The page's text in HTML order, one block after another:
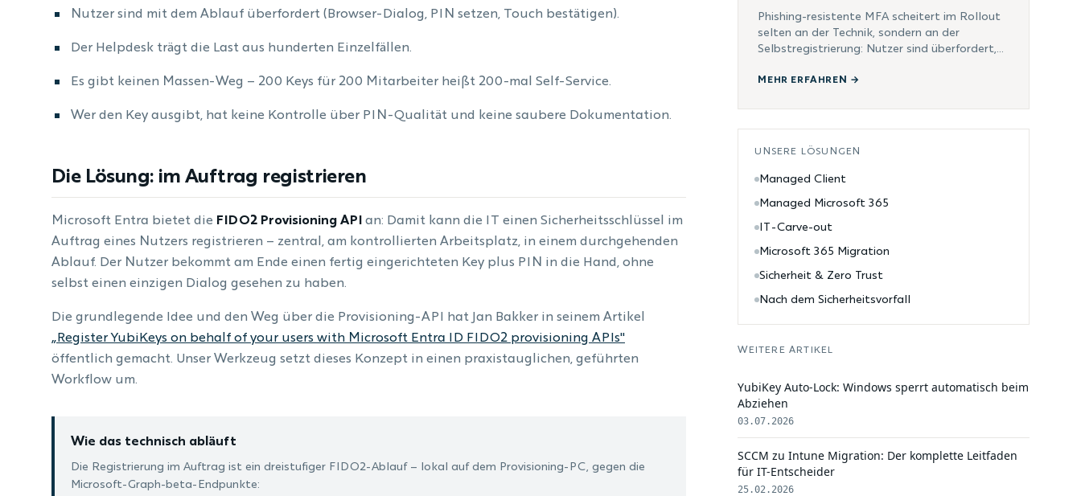
Nutzer sind mit dem Ablauf überfordert (Browser-Dialog, PIN setzen, Touch bestätigen).
Der Helpdesk trägt die Last aus hunderten Einzelfällen.
Es gibt keinen Massen-Weg – 200 Keys für 200 Mitarbeiter heißt 200-mal Self-Service.
Wer den Key ausgibt, hat keine Kontrolle über PIN-Qualität und keine saubere Dokumentation.
Die Lösung: im Auftrag registrieren
Microsoft Entra bietet die FIDO2 Provisioning API
an: Damit kann die IT einen Sicherheitsschlüssel im
Auftrag eines Nutzers registrieren – zentral, am kontrollierten Arbeitsplatz, in einem durchgehenden
Ablauf. Der Nutzer bekommt am Ende einen fertig eingerichteten Key plus PIN in die Hand, ohne
selbst einen einzigen Dialog gesehen zu haben.
Die grundlegende Idee und den Weg über die Provisioning-API hat Jan Bakker in seinem Artikel
„Register YubiKeys on behalf of your users with Microsoft Entra ID FIDO2 provisioning APIs"
öffentlich gemacht. Unser Werkzeug setzt dieses Konzept in einen praxistauglichen, geführten
Workflow um.
Wie das technisch abläuft
Die Registrierung im Auftrag ist ein dreistufiger FIDO2-Ablauf – lokal auf dem Provisioning-PC, gegen die
Microsoft-Graph-beta-Endpunkte:
Phishing-resistente MFA scheitert im Rollout
selten an der Technik, sondern an der
Selbstregistrierung: Nutzer sind überfordert,
gibt es nicht. Mit der FIDO2-Provisioning-API
wie das funktioniert und mit welchem
Werkzeug wir es umsetzen.
MEHR ERFAHREN →
UNSERE LÖSUNGEN
Managed Client
Managed Microsoft 365
IT-Carve-out
Microsoft 365 Migration
Sicherheit & Zero Trust
Nach dem Sicherheitsvorfall
WEITERE ARTIKEL
YubiKey Auto-Lock: Windows sperrt automatisch beim
Abziehen
03.07.2026
SCCM zu Intune Migration: Der komplette Leitfaden
für IT-Entscheider
25.02.2026